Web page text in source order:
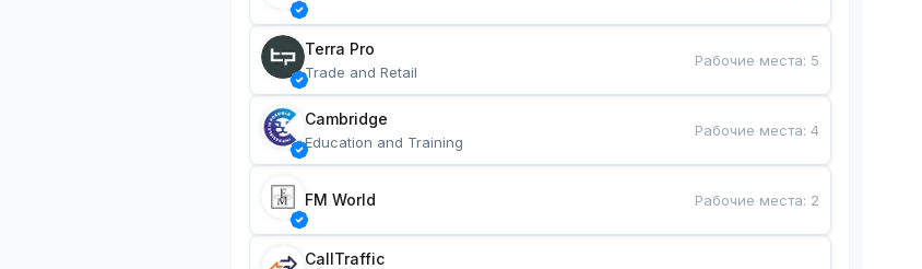
Terra Pro
Trade and Retail
Рабочие места: 5
Cambridge
Education and Training
Рабочие места:4
FM World Рабочие места: 2
CallTraffic